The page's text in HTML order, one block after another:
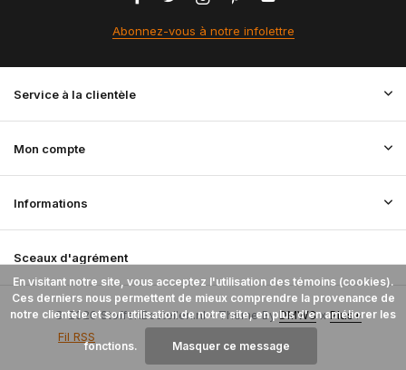
Abonnez-vous à notre infolettre
Service à la clientèle
Mon compte
Informations
Sceaux d'agrément
© 2026 StoffenBestellen.nl - Theme ByDMWSxPlus+
Fil RSS
En visitant notre site, vous acceptez l'utilisation des témoins (cookies).
Ces derniers nous permettent de mieux comprendre la provenance de
notre clientèle et son utilisation de notre site, en plus d'en améliorer les
fonctions. Masquer ce message